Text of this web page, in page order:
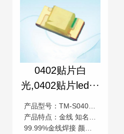
0402贴片白
光,0402贴片led···
产品特点：金线 知名芯片 低压直流
99.99%金线焊接 颜色一致性高 低压直流操作